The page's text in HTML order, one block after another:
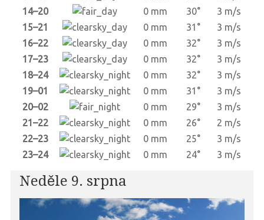
14–20
0 mm 30°
3 m/s
15–21
0 mm 31°
3 m/s
16–22
0 mm 32°
3 m/s
17–23
0 mm 32°
3 m/s
18–24
0 mm 32°
3 m/s
19–01
0 mm 31°
3 m/s
20–02
0 mm 29°
3 m/s
21–22
0 mm 26°
2 m/s
22–23
0 mm 25°
3 m/s
23–24
0 mm 24° 3 m/s
Neděle 9. srpna